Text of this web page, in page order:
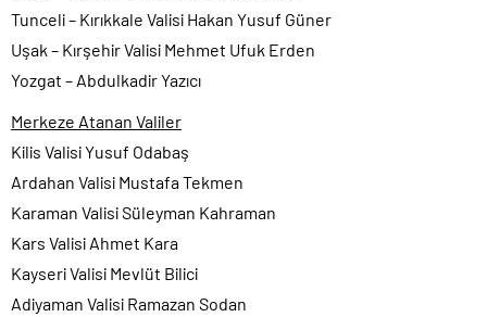
Tunceli – Kırıkkale Valisi Hakan Yusuf Güner
Uşak – Kırşehir Valisi Mehmet Ufuk Erden
Yozgat – Abdulkadir Yazıcı
Merkeze Atanan Valiler
Kilis Valisi Yusuf Odabaş
Ardahan Valisi Mustafa Tekmen
Karaman Valisi Süleyman Kahraman
Kars Valisi Ahmet Kara
Kayseri Valisi Mevlüt Bilici
Adiyaman Valisi Ramazan Sodan